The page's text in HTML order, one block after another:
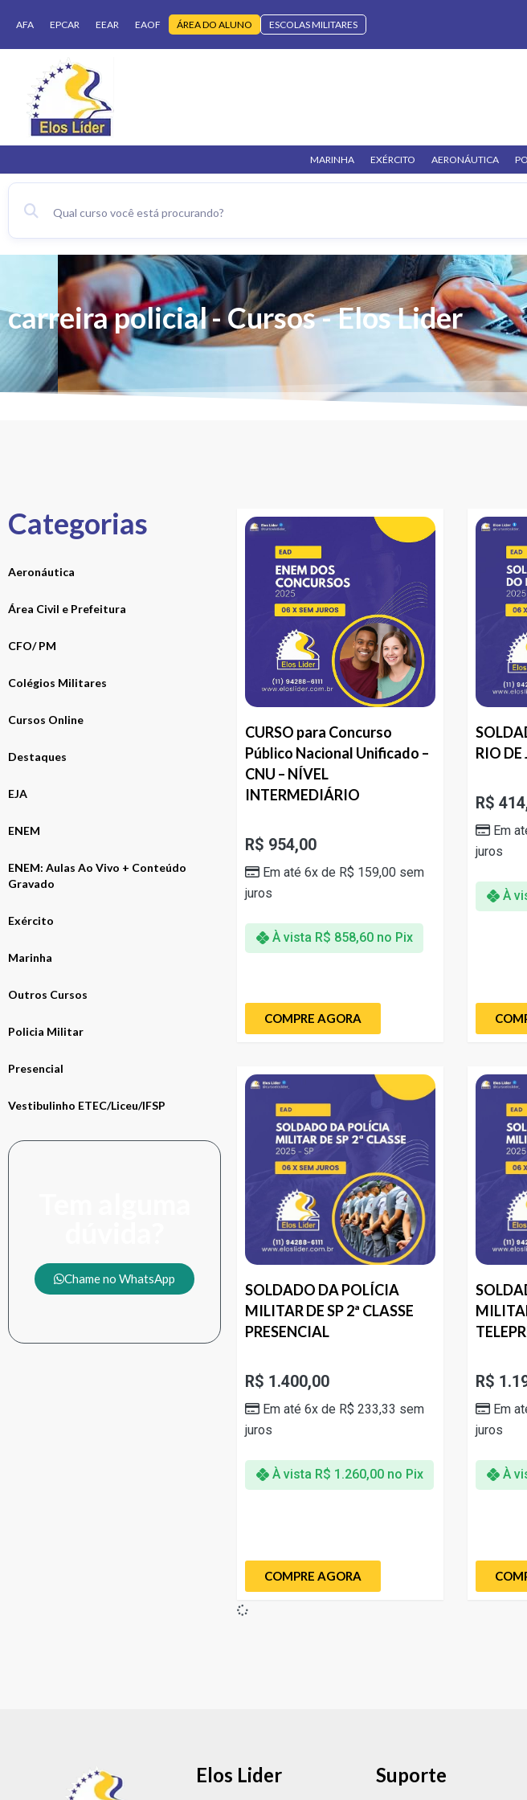
AFA EPCAR EEAR EAOF ÁREA DO ALUNO ESCOLAS MILITARES
MARINHA EXÉRCITO AERONÁUTICA
carreira policial- Cursos - Elos Lider
Categorias
Aeronáutica
Área Civil e Prefeitura
CFO/ PM
Colégios Militares
Cursos Online
Destaques
EJA
ENEM
ENEM: Aulas Ao Vivo + Conteúdo
Gravado
Exército
Marinha
Outros Cursos
Policia Militar
Presencial
Vestibulinho ETEC/Liceu/IFSP
Chame no WhatsApp
CURSO para Concurso
Público Nacional Unificado –
CNU – NÍVEL
INTERMEDIÁRIO
R$ 954,00
Em até 6x de R$ 159,00 sem
juros
À vista R$ 858,60 no Pix
COMPRE AGORA
RIO DE
R$
Em
juros
À
SOLDADO DA POLÍCIA
MILITAR DE SP 2ª CLASSE
PRESENCIAL
R$ 1.400,00
Em até 6x de R$ 233,33 sem
juros
À vista R$ 1.260,00 no Pix
COMPRE AGORA
R$
Em
juros
À
Elos Lider Suporte